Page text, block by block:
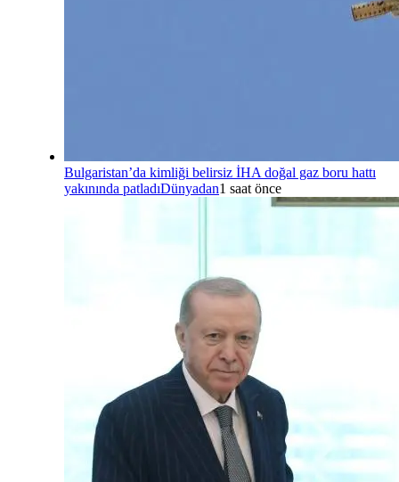
Bulgaristan’da kimliği belirsiz İHA doğal gaz boru hattı
yakınında patladıDünyadan1 saat önce